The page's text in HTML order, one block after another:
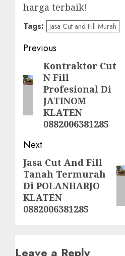
harga terbaik!
Tags: Jasa Cut and Fill Murah
Post
navigation
Previous
Previous
post:
Kontraktor Cut
N Fill
Profesional Di
JATINOM
KLATEN
0882006381285
Next
Next
post:
Jasa Cut And Fill
Tanah Termurah
Di POLANHARJO
KLATEN
0882006381285
Leave a Reply